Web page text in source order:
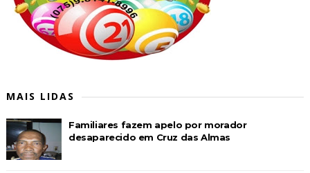
MAIS LIDAS
Familiares fazem apelo por morador
desaparecido em Cruz das Almas